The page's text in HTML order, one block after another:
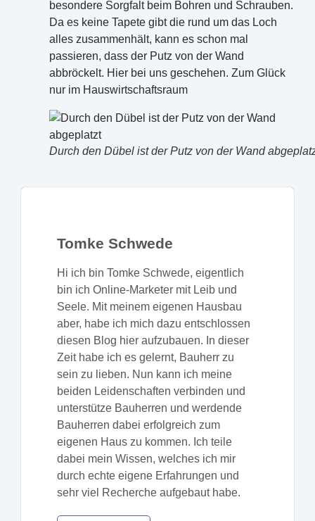
besondere Sorgfalt beim Bohren und Schrauben.
Da es keine Tapete gibt die rund um das Loch
alles zusammenhält, kann es schon mal
passieren, dass der Putz von der Wand
abbröckelt. Hier bei uns geschehen. Zum Glück
nur im Hauswirtschaftsraum
Durch den Dübel ist der Putz von der Wand
Tomke Schwede
Hi ich bin Tomke Schwede, eigentlich
bin ich Online-Marketer mit Leib und
Seele. Mit meinem eigenen Hausbau
aber, habe ich mich dazu entschlossen
diesen Blog hier aufzubauen. In dieser
Zeit habe ich es gelernt, Bauherr zu
sein zu lieben. Nun kann ich meine
beiden Leidenschaften verbinden und
unterstütze Bauherren und werdende
Bauherren dabei erfolgreich zum
eigenen Haus zu kommen. Ich teile
dabei mein Wissen, welches ich mir
durch echte eigene Erfahrungen und
sehr viel Recherche aufgebaut habe.